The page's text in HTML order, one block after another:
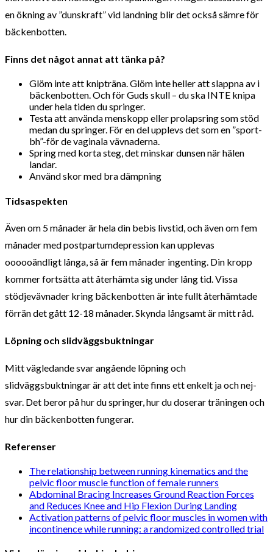
en ökning av ”dunskraft” vid landning blir det också sämre för
bäckenbotten.
Finns det något annat att tänka på?
Glöm inte att knipträna. Glöm inte heller att slappna av i
bäckenbotten. Och för Guds skull – du ska INTE knipa
under hela tiden du springer.
Testa att använda menskopp eller prolapsring som stöd
medan du springer. För en del upplevs det som en ”sport-
bh”-för de vaginala vävnaderna.
Spring med korta steg, det minskar dunsen när hälen
landar.
Använd skor med bra dämpning
Tidsaspekten
Även om 5 månader är hela din bebis livstid, och även om fem
månader med postpartumdepression kan upplevas
oooooändligt långa, så är fem månader ingenting. Din kropp
kommer fortsätta att återhämta sig under lång tid. Vissa
stödjevävnader kring bäckenbotten är inte fullt återhämtade
förrän det gått 12-18 månader. Skynda långsamt är mitt råd.
Löpning och slidväggsbuktningar
Mitt vägledande svar angående löpning och
slidväggsbuktningar är att det inte finns ett enkelt ja och nej-
svar. Det beror på hur du springer, hur du doserar träningen och
hur din bäckenbotten fungerar.
Referenser
The relationship between running kinematics and the
pelvic floor muscle function of female runners
Abdominal Bracing Increases Ground Reaction Forces
and Reduces Knee and Hip Flexion During Landing
Activation patterns of pelvic floor muscles in women with
incontinence while running: a randomized controlled trial